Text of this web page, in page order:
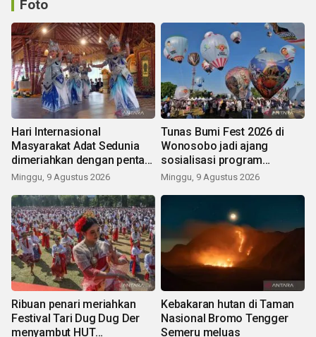
Foto
Hari Internasional
Masyarakat Adat Sedunia
dimeriahkan dengan pentas
seni budaya Bali
Minggu, 9 Agustus 2026
Tunas Bumi Fest 2026 di
Wonosobo jadi ajang
sosialisasi program
pemerintah lewat balon
Minggu, 9 Agustus 2026
Ribuan penari meriahkan
Festival Tari Dug Dug Der
menyambut HUT
Kebakaran hutan di Taman
Nasional Bromo Tengger
Semeru meluas